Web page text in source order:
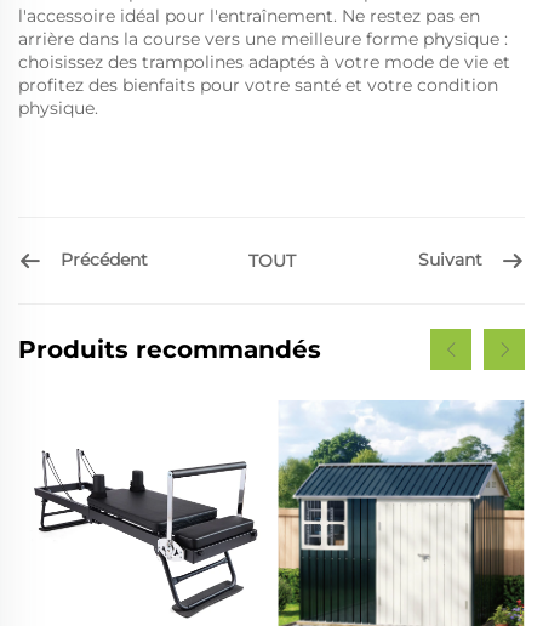
l'accessoire idéal pour l'entraînement. Ne restez pas en
arrière dans la course vers une meilleure forme physique :
choisissez des trampolines adaptés à votre mode de vie et
profitez des bienfaits pour votre santé et votre condition
physique.
Précédent TOUT Suivant
Produits recommandés